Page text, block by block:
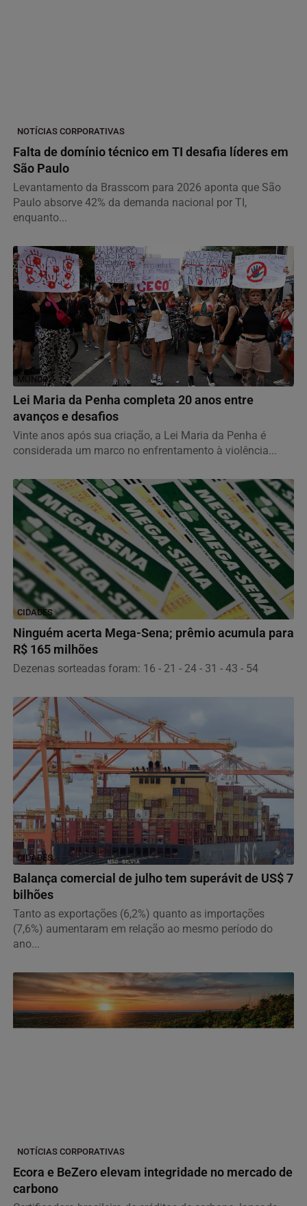
NOTÍCIAS CORPORATIVAS
Falta de domínio técnico em TI desafia líderes em
São Paulo
Levantamento da Brasscom para 2026 aponta que São
Paulo absorve 42% da demanda nacional por TI,
enquanto...
MUNDO
Lei Maria da Penha completa 20 anos entre
avanços e desafios
Vinte anos após sua criação, a Lei Maria da Penha é
considerada um marco no enfrentamento à violência...
CIDADES
Ninguém acerta Mega-Sena; prêmio acumula para
R$ 165 milhões
Dezenas sorteadas foram: 16 - 21 - 24 - 31 - 43 - 54
CIDADES
Balança comercial de julho tem superávit de US$ 7
bilhões
Tanto as exportações (6,2%) quanto as importações
(7,6%) aumentaram em relação ao mesmo período do
ano...
NOTÍCIAS CORPORATIVAS
Ecora e BeZero elevam integridade no mercado de
carbono